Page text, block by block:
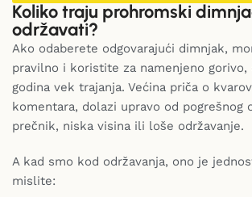
Koliko traju prohromski
održavati?
Ako odaberete odgovarajući dimnjak,
pravilno i koristite za namenjeno gorivo,
godina vek trajanja. Većina priča o
komentara, dolazi upravo od pogrešnog
prečnik, niska visina ili loše održavanje.
A kad smo kod održavanja, ono je
mislite: